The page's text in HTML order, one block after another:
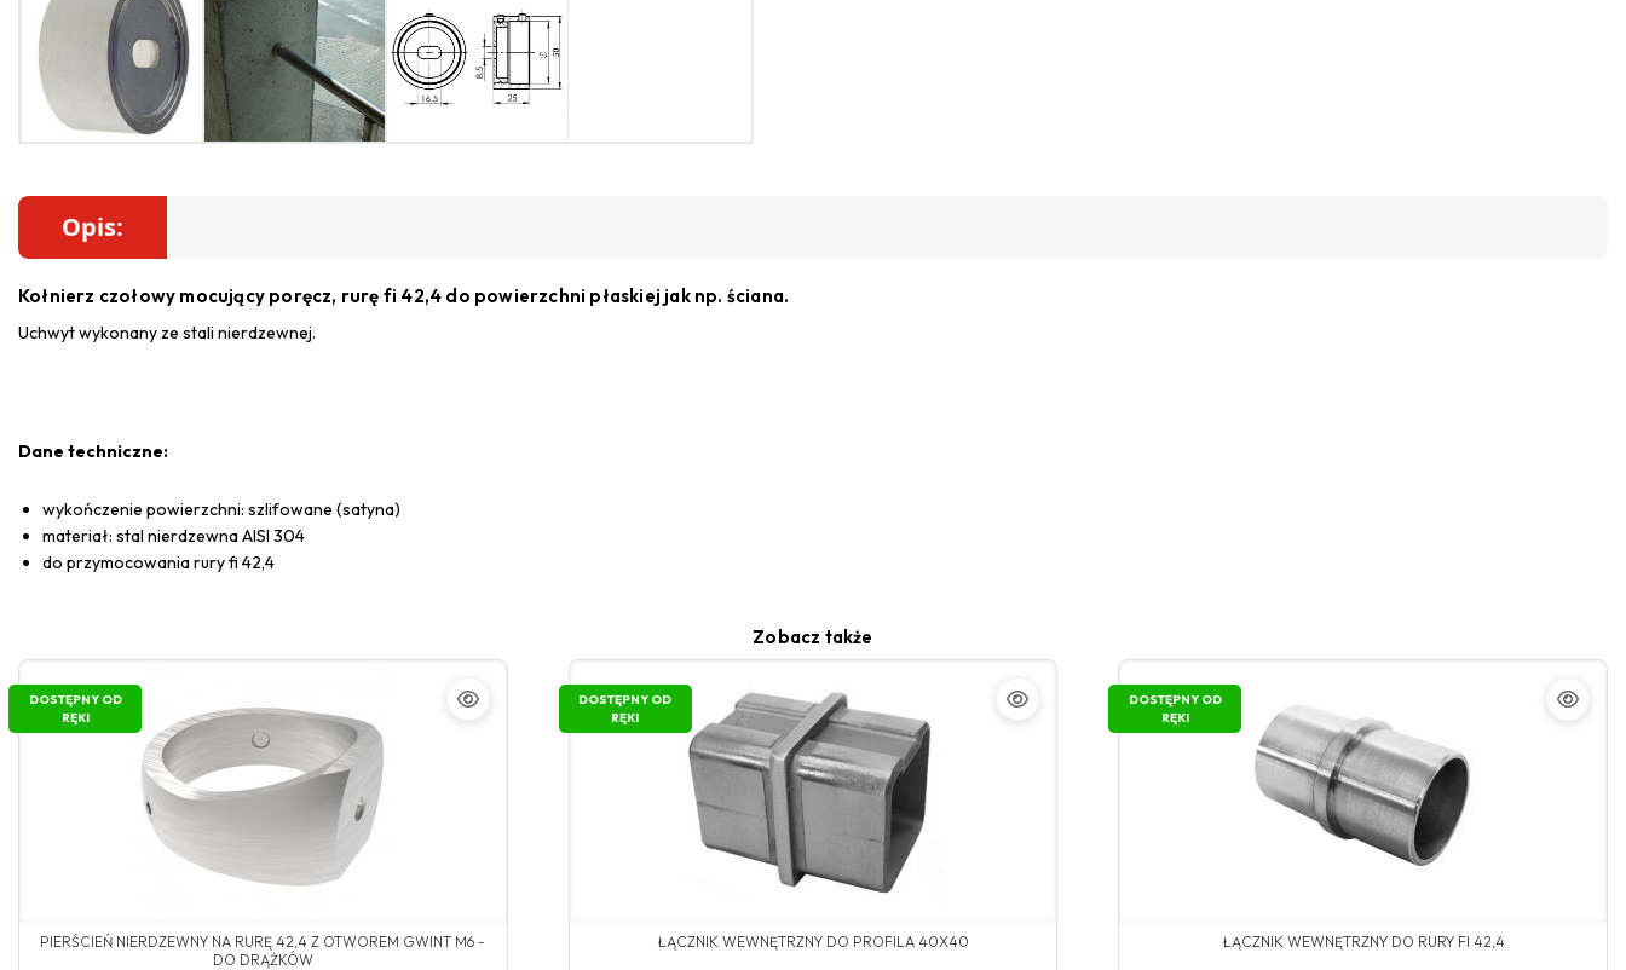
Opis:
Kołnierz czołowy mocujący poręcz, rurę fi 42,4 do powierzchni płaskiej jak np. ściana.
Uchwyt wykonany ze stali nierdzewnej.
Dane techniczne:
wykończenie powierzchni: szlifowane (satyna)
materiał: stal nierdzewna AISI 304
do przymocowania rury fi 42,4
Zobacz także
DOSTĘPNY OD
RĘKI
PIERŚCIEŃ NIERDZEWNY NA RURĘ 42,4 Z OTWOREM GWINT M6 -
DO DRĄŻKÓW
DOSTĘPNY OD
RĘKI
ŁĄCZNIK WEWNĘTRZNY DO PROFILA 40X40
DOSTĘPNY OD
RĘKI
ŁĄCZNIK WEWNĘTRZNY DO RURY FI 42,4